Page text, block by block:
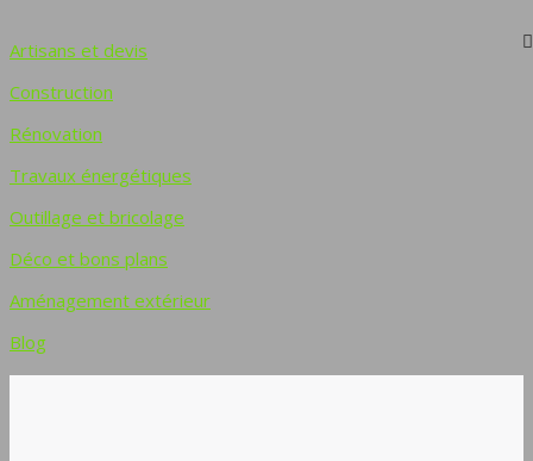
Artisans et devis
Construction
Rénovation
Travaux énergétiques
Outillage et bricolage
Déco et bons plans
Aménagement extérieur
Blog